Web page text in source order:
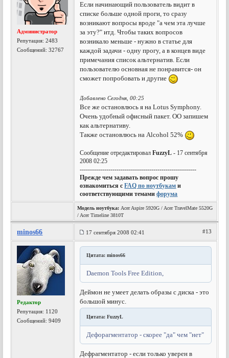
Администратор
Репутация:2483
Сообщений: 32767
Если начинающий пользователь видит в
списке больше одной проги, то сразу
возникают вопросы вроде "а чем эта лучше
за эту?" итд. Чтобы таких вопросов
возникало меньше - нужно в статье для
каждой задачи - одну прогу, а в концев виде
примечания список альтернатив. Если
пользователю основная не понравится- он
сможет попробовать и другие
Добавлено Сегодня, 00:25
Все же остановлюсь я на Lotus Symphony.
Очень удобный офисный пакет. ОО запишем
как альтернативу.
Также остановлюсь на Alcohol 52%
Сообщение отредактировалFuzzyL - 17 сентября
2008 02:25
---------------------------------------------------------
Прежде чем задавать вопрос прошу
ознакомиться сFAQ по ноутбукам и
соответствующими темамифорума
Модель ноутбука: Acer Aspire 5920G / Acer TravelMate 5520G
/ Acer Timeline 3810T
minos66 17 сентября 2008 02:41 #13
Редактор
Репутация: 1120
Сообщений: 9409
Цитата: minos66
Daemon Tools Free Edition,
Деймон не умеет делать образы с диска - это
большой минус.
Цитата: FuzzyL
Дефорагментатор - скорее "да" чем "нет"
Дефрагментатор - если только уверен в